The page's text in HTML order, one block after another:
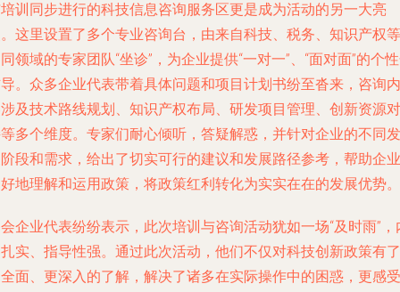
训同步进行的科技信息咨询服务区更是成为活动的另一大亮
这里设置了多个专业咨询台，由来自科技、税务、知识产权等
领域的专家团队“坐诊”，为企业提供“一对一”、“面对面”的个
。众多企业代表带着具体问题和项目计划书纷至沓来，咨询内
及技术路线规划、知识产权布局、研发项目管理、创新资源对
多个维度。专家们耐心倾听，答疑解惑，并针对企业的不同发
段和需求，给出了切实可行的建议和发展路径参考，帮助企业
地理解和运用政策，将政策红利转化为实实在在的发展优势。
企业代表纷纷表示，此次培训与咨询活动犹如一场“及时雨”，
实、指导性强。通过此次活动，他们不仅对科技创新政策有了
面、更深入的了解，解决了诸多在实际操作中的困惑，更感受